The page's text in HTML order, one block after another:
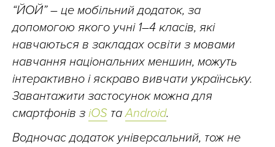
“ЙОЙ” – це мобільний додаток, за
допомогою якого учні 1–4 класів, які
навчаються в закладах освіти з мовами
навчання національних меншин, можуть
інтерактивно і яскраво вивчати українську.
Завантажити застосунок можна для
смартфонів з іOS таAndroid.
Водночас додаток універсальний, тож не